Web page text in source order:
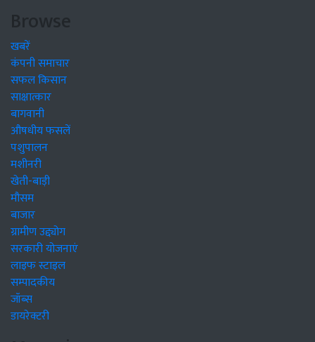
Browse
खबरें
कंपनी समाचार
सफल किसान
साक्षात्कार
बागवानी
औषधीय फसलें
पशुपालन
मशीनरी
खेती-बाड़ी
मौसम
बाजार
ग्रामीण उद्द्योग
सरकारी योजनाएं
लाइफ स्टाइल
सम्पादकीय
जॉब्स
डायरेक्टरी